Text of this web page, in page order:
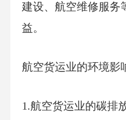
建设、航空维修服务
益。
航空货运业的环境影
1.航空货运业的碳排